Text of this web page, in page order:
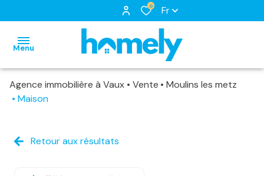
0 Fr
Menu
accueil
biens
à
équipe
Agence immobilière à Vaux Vente
Moulins les metz
Maison
Retour aux résultats